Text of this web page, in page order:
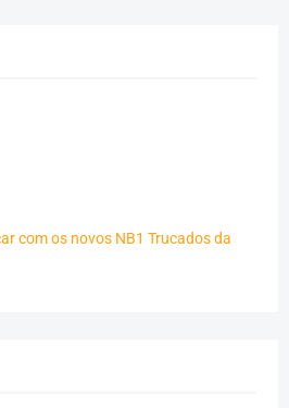
com os novos NB1 Trucados da